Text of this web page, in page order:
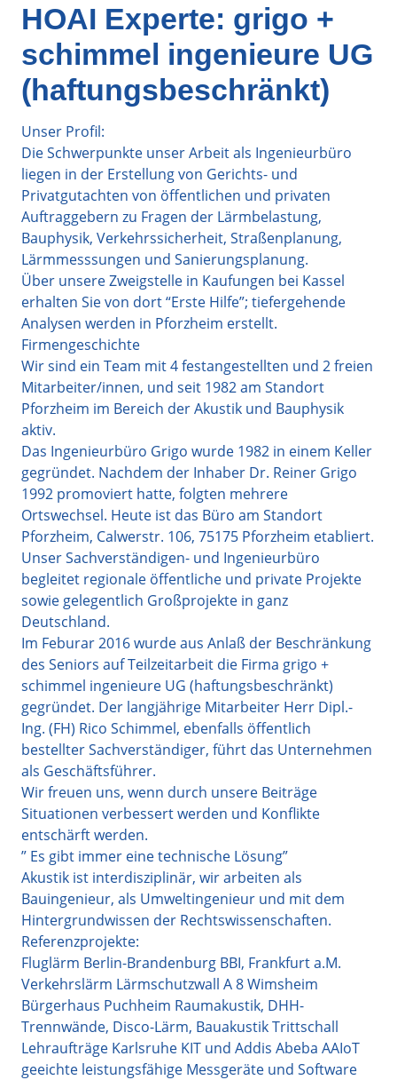
HOAI Experte: grigo +
schimmel ingenieure UG
(haftungsbeschränkt)
Unser Profil:
Die Schwerpunkte unser Arbeit als Ingenieurbüro
liegen in der Erstellung von Gerichts- und
Privatgutachten von öffentlichen und privaten
Auftraggebern zu Fragen der Lärmbelastung,
Bauphysik, Verkehrssicherheit, Straßenplanung,
Lärmmesssungen und Sanierungsplanung.
Über unsere Zweigstelle in Kaufungen bei Kassel
erhalten Sie von dort “Erste Hilfe”; tiefergehende
Analysen werden in Pforzheim erstellt.
Firmengeschichte
Wir sind ein Team mit 4 festangestellten und 2 freien
Mitarbeiter/innen, und seit 1982 am Standort
Pforzheim im Bereich der Akustik und Bauphysik
aktiv.
Das Ingenieurbüro Grigo wurde 1982 in einem Keller
gegründet. Nachdem der Inhaber Dr. Reiner Grigo
1992 promoviert hatte, folgten mehrere
Ortswechsel. Heute ist das Büro am Standort
Pforzheim, Calwerstr. 106, 75175 Pforzheim etabliert.
Unser Sachverständigen- und Ingenieurbüro
begleitet regionale öffentliche und private Projekte
sowie gelegentlich Großprojekte in ganz
Deutschland.
Im Feburar 2016 wurde aus Anlaß der Beschränkung
des Seniors auf Teilzeitarbeit die Firma grigo +
schimmel ingenieure UG (haftungsbeschränkt)
gegründet. Der langjährige Mitarbeiter Herr Dipl.-
Ing. (FH) Rico Schimmel, ebenfalls öffentlich
bestellter Sachverständiger, führt das Unternehmen
als Geschäftsführer.
Wir freuen uns, wenn durch unsere Beiträge
Situationen verbessert werden und Konflikte
entschärft werden.
” Es gibt immer eine technische Lösung”
Akustik ist interdisziplinär, wir arbeiten als
Bauingenieur, als Umweltingenieur und mit dem
Hintergrundwissen der Rechtswissenschaften.
Referenzprojekte:
Fluglärm Berlin-Brandenburg BBI, Frankfurt a.M.
Verkehrslärm Lärmschutzwall A 8 Wimsheim
Bürgerhaus Puchheim Raumakustik, DHH-
Trennwände, Disco-Lärm, Bauakustik Trittschall
Lehraufträge Karlsruhe KIT und Addis Abeba AAIoT
geeichte leistungsfähige Messgeräte und Software